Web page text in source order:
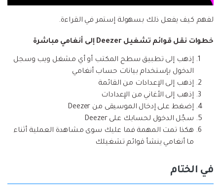
لفهم كيف يفعل ذلك بسهولة إستمر في القراءة.
خطوات نقل قوائم تشغيل Deezer إلى أنغامي مباشرة
إذهب إلى تطبيق سطح المكتب أو أي مشغل ويب وسجل
الدخول بإستخدام بيانات حساب أنغامي
إذهب إلى الإعدادات من القائمة
إذهب إلى الأغاني من الإعدادات
إضغط على إدخال الموسيقى من Deezer
سجّل الدخول لحسابك على Deezer
هكذا تمت المهمة فما عليك سوى مشاهدة العملية أثناء
ما أنغامي ينشأ قوائم تشغيلك
في الختام